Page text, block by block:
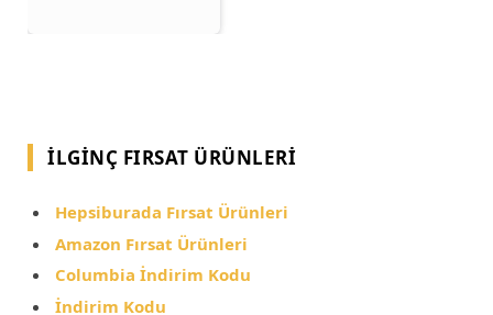
İLGINÇ FIRSAT ÜRÜNLERI
Hepsiburada Fırsat Ürünleri
Amazon Fırsat Ürünleri
Columbia İndirim Kodu
İndirim Kodu